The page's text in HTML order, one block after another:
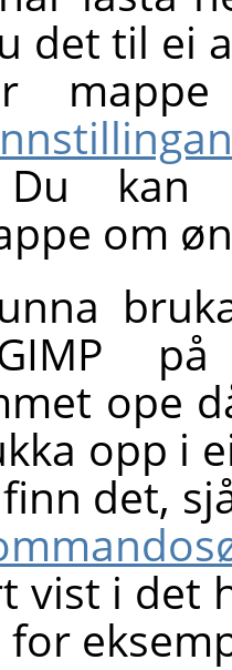
det til ei
kan
om
på
ope
opp i
det,
vist i det